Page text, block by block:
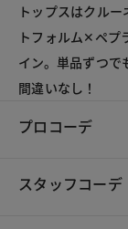
トップスはクル
トフォルム✕ペプ
イン。単品ずつで
間違いなし！
プロコーデ
スタッフコーデ